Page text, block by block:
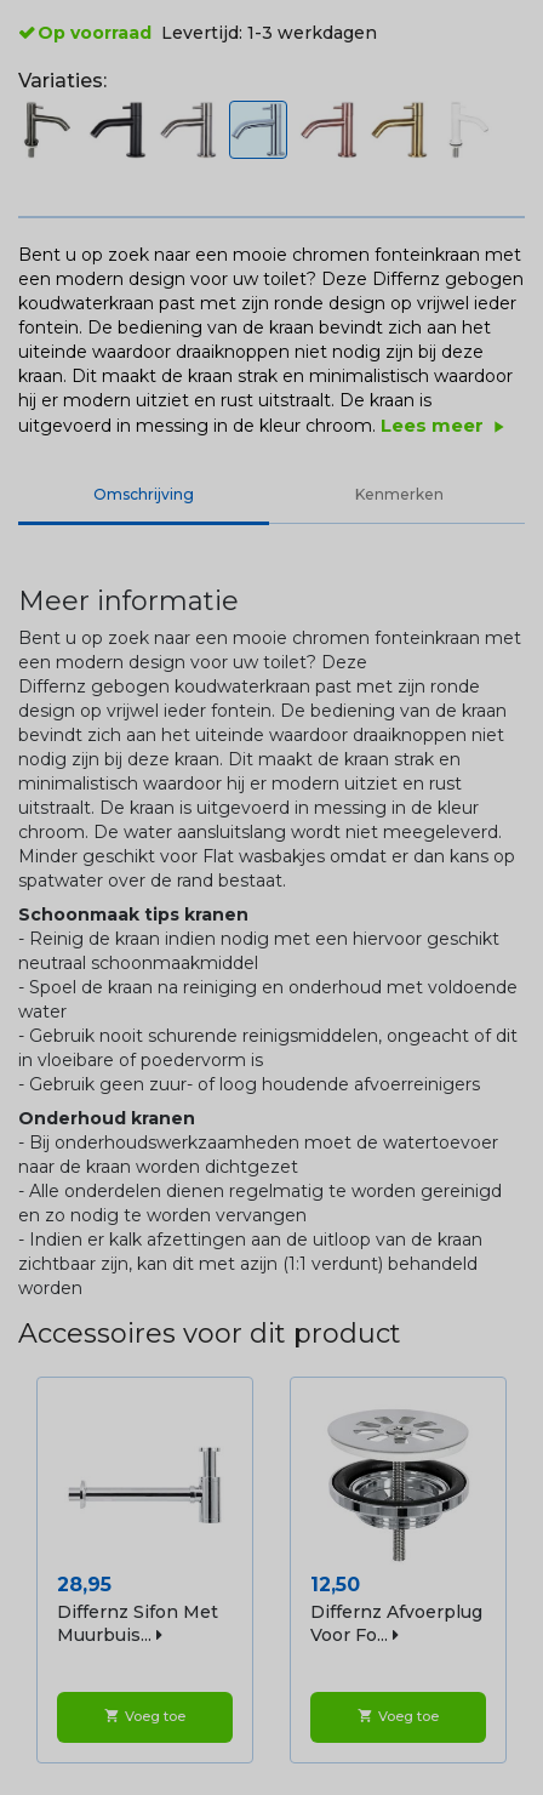
Op voorraad Levertijd: 1-3 werkdagen
Variaties:
Bent u op zoek naar een mooie chromen fonteinkraan met
een modern design voor uw toilet? Deze Differnz gebogen
koudwaterkraan past met zijn ronde design op vrijwel ieder
fontein. De bediening van de kraan bevindt zich aan het
uiteinde waardoor draaiknoppen niet nodig zijn bij deze
kraan. Dit maakt de kraan strak en minimalistisch waardoor
hij er modern uitziet en rust uitstraalt. De kraan is
uitgevoerd in messing in de kleur chroom. Lees meer play_arrow
Omschrijving Kenmerken
Meer informatie
Bent u op zoek naar een mooie chromen fonteinkraan met
een modern design voor uw toilet? Deze
Differnz gebogen koudwaterkraan past met zijn ronde
design op vrijwel ieder fontein. De bediening van de kraan
bevindt zich aan het uiteinde waardoor draaiknoppen niet
nodig zijn bij deze kraan. Dit maakt de kraan strak en
minimalistisch waardoor hij er modern uitziet en rust
uitstraalt. De kraan is uitgevoerd in messing in de kleur
chroom. De water aansluitslang wordt niet meegeleverd.
Minder geschikt voor Flat wasbakjes omdat er dan kans op
spatwater over de rand bestaat.
Schoonmaak tips kranen
- Reinig de kraan indien nodig met een hiervoor geschikt
neutraal schoonmaakmiddel
- Spoel de kraan na reiniging en onderhoud met voldoende
water
- Gebruik nooit schurende reinigsmiddelen, ongeacht of dit
in vloeibare of poedervorm is
- Gebruik geen zuur- of loog houdende afvoerreinigers
Onderhoud kranen
- Bij onderhoudswerkzaamheden moet de watertoevoer
naar de kraan worden dichtgezet
- Alle onderdelen dienen regelmatig te worden gereinigd
en zo nodig te worden vervangen
- Indien er kalk afzettingen aan de uitloop van de kraan
zichtbaar zijn, kan dit met azijn (1:1 verdunt) behandeld
worden
Accessoires voor dit product
Prijs
28,95
Differnz Sifon Met
Muurbuis...
shopping_cart Voeg toe
Prijs
12,50
Differnz Afvoerplug
Voor Fo...
shopping_cart Voeg toe